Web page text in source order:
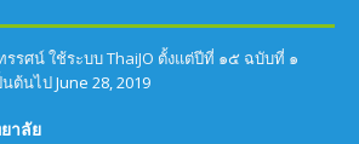
รศน์ ใช้ระบบ ThaiJO ตั้งแต่ปีที่ ๑๕ ฉบับที่ ๑
นต้นไปJune 28, 2019
าลัย